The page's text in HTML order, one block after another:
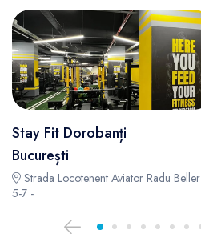
Stay Fit Dorobanți
București
Strada Locotenent Aviator Radu Beller
5-7 -